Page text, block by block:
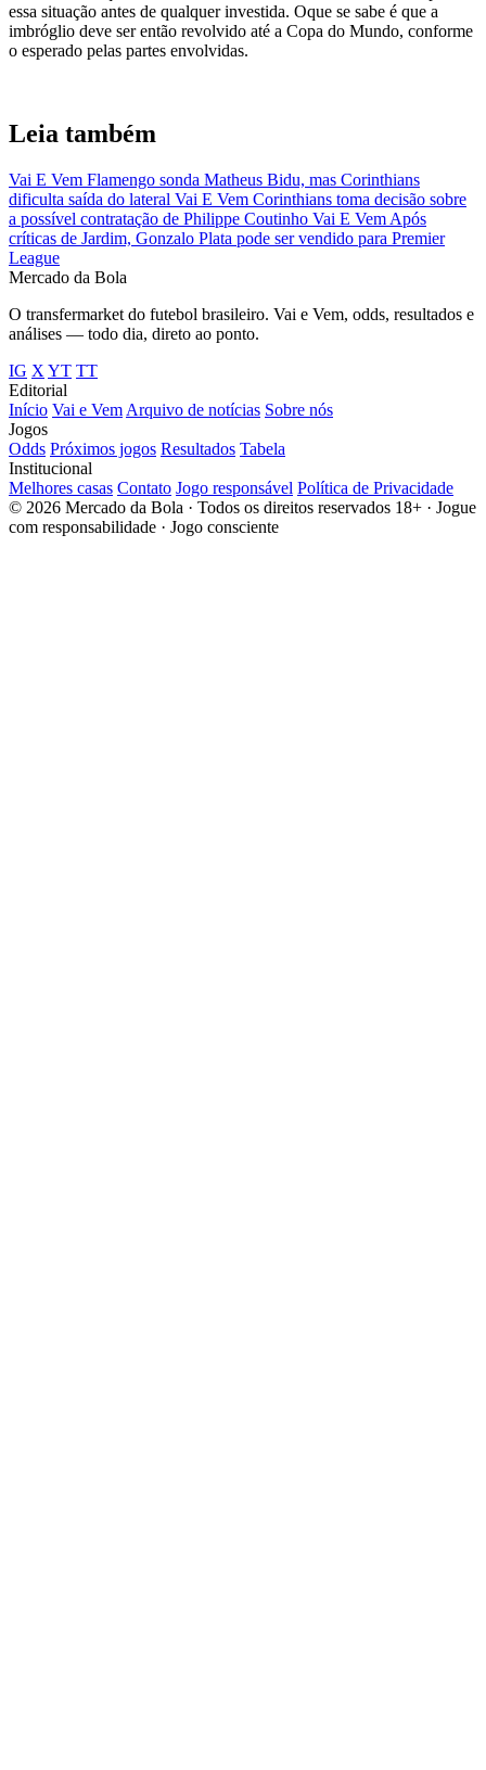
essa situação antes de qualquer investida. Oque se sabe é que a
imbróglio deve ser então revolvido até a Copa do Mundo, conforme
o esperado pelas partes envolvidas.
Leia também
Vai E Vem Flamengo sonda Matheus Bidu, mas Corinthians
dificulta saída do lateral Vai E Vem Corinthians toma decisão sobre
a possível contratação de Philippe Coutinho Vai E Vem Após
críticas de Jardim, Gonzalo Plata pode ser vendido para Premier
League
Mercado da Bola
O transfermarket do futebol brasileiro. Vai e Vem, odds, resultados e
análises — todo dia, direto ao ponto.
IG X YT TT
Editorial
Início Vai e Vem Arquivo de notícias Sobre nós
Jogos
Odds Próximos jogos Resultados Tabela
Institucional
Melhores casas Contato Jogo responsável Política de Privacidade
© 2026 Mercado da Bola · Todos os direitos reservados 18+ · Jogue
com responsabilidade · Jogo consciente